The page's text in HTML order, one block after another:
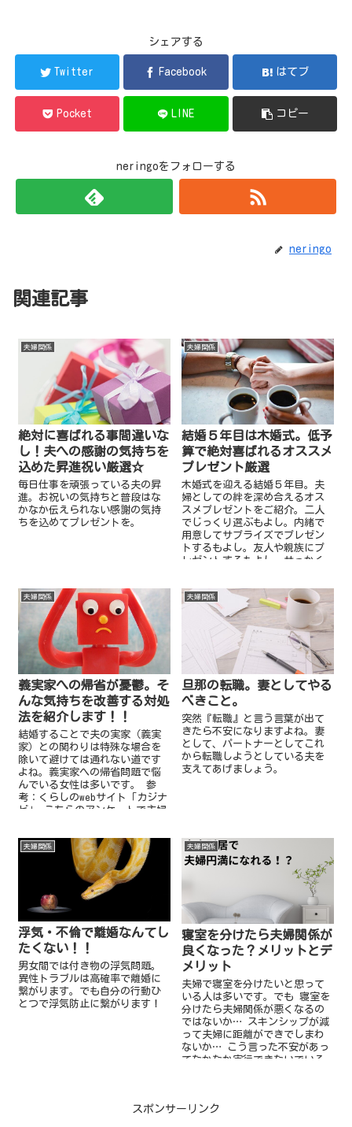
シェアする
Twitter Facebook はてブ
Pocket LINE コピー
neringoをフォローする
neringo
関連記事
夫婦関係
絶対に喜ばれる事間違いな
し！夫への感謝の気持ちを
込めた昇進祝い厳選☆
毎日仕事を頑張っている夫の昇
進。お祝いの気持ちと普段はな
かなか伝えられない感謝の気持
ちを込めてプレゼントを。
夫婦関係
結婚５年目は木婚式。低予
算で絶対喜ばれるオススメ
プレゼント厳選
木婚式を迎える結婚５年目。夫
婦としての絆を深め合えるオス
スメプレゼントをご紹介。二人
でじっくり選ぶもよし。内緒で
用意してサプライズでプレゼン
トするもよし。友人や親族にプ
レゼントするもよし。せっかく
夫婦関係
義実家への帰省が憂鬱。そ
んな気持ちを改善する対処
法を紹介します！！
結婚することで夫の実家（義実
家）との関わりは特殊な場合を
除いて避けては通れない道です
よね。義実家への帰省問題で悩
んでいる女性は多いです。 参
考：くらしのwebサイト「カジナ
ビ」 こちらのアンケートで主婦
夫婦関係
旦那の転職。妻としてやる
べきこと。
突然『転職』と言う言葉が出て
きたら不安になりますよね。妻
として、パートナーとしてこれ
から転職しようとしている夫を
支えてあげましょう。
夫婦関係
浮気・不倫で離婚なんてし
たくない！！
男女間では付き物の浮気問題。
異性トラブルは高確率で離婚に
繋がります。でも自分の行動ひ
とつで浮気防止に繋がります！
夫婦関係
寝室を分けたら夫婦関係が
良くなった？メリットとデ
メリット
夫婦で寝室を分けたいと思って
いる人は多いです。でも 寝室を
分けたら夫婦関係が悪くなるの
ではないか… スキンシップが減
って夫婦に距離ができでしまわ
ないか… こう言った不安があっ
てなかなか実行できないでいる
スポンサーリンク